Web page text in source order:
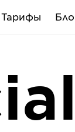
Тарифы